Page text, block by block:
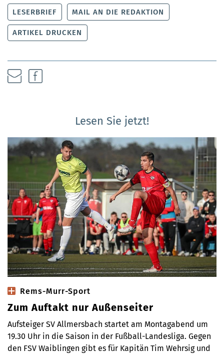
LESERBRIEF MAIL AN DIE REDAKTION
ARTIKEL DRUCKEN
Lesen Sie jetzt!
Rems-Murr-Sport
Zum Auftakt nur Außenseiter
Aufsteiger SV Allmersbach startet am Montagabend um
19.30 Uhr in die Saison in der Fußball-Landesliga. Gegen
den FSV Waiblingen gibt es für Kapitän Tim Wehrsig und